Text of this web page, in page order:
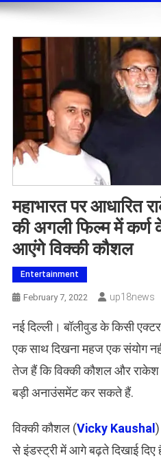
महाभारत पर आधारित
की अगली फिल्म में कर्ण
आएंगे विक्की कौशल
Entertainment
February 7, 2022 Up18news
नई दिल्‍ली। बॉलीवुड के किसी
एक साथ दिखना महज एक संयोग
तेज हैं कि विक्की कौशल और राकेश
बड़ी अनाउंसमेंट कर सकते हैं.
विक्की कौशल (Vicky Kaushal
से इंडस्ट्री में आगे बढ़ते दिखाई दिए